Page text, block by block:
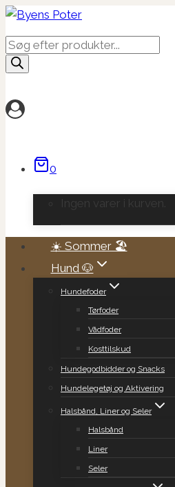
Fortsæt
til
indhold
Products
search
0
Ingen varer i kurven.
☀️ Sommer 🏖️
Hund 🐶
Hundefoder
Tørfoder
Vådfoder
Kosttilskud
Hundegodbidder og Snacks
Hundelegetøj og Aktivering
Halsbånd, Liner og Seler
Halsbånd
Liner
Seler